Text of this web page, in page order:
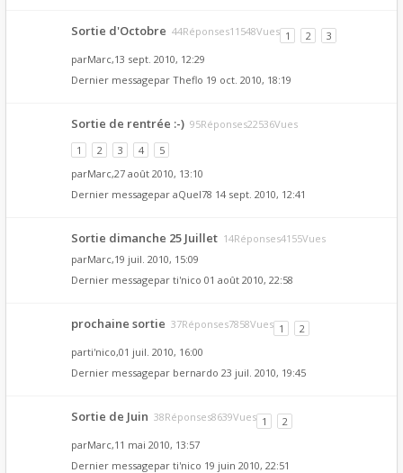
Sortie d'Octobre 44Réponses11548Vues 1 2
3
parMarc,13 sept. 2010, 12:29
Dernier messagepar Theflo 19 oct. 2010, 18:19
Sortie de rentrée :-) 95Réponses22536Vues
1
2 3 4
5
parMarc,27 août 2010, 13:10
Dernier messagepar aQuel78 14 sept. 2010, 12:41
Sortie dimanche 25 Juillet 14Réponses4155Vues
parMarc,19 juil. 2010, 15:09
Dernier messagepar ti'nico 01 août 2010, 22:58
prochaine sortie 37Réponses7858Vues 1
2
parti'nico,01 juil. 2010, 16:00
Dernier messagepar bernardo 23 juil. 2010, 19:45
Sortie de Juin 38Réponses8639Vues 1
2
parMarc,11 mai 2010, 13:57
Dernier messagepar ti'nico 19 juin 2010, 22:51